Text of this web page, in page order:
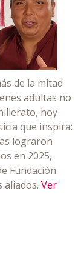
de la mitad
adultas no
hoy
que inspira:
lograron
en 2025,
Fundación
aliados.Ver